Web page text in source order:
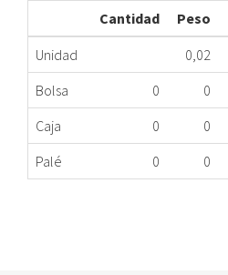
Cantidad Peso
Unidad
0,02
Bolsa
0 0
Caja
0 0
Palé
0 0